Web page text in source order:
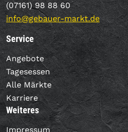
(07161) 98 88 60
info@gebauer-markt.de
Service
Angebote
Tagesessen
Alle Märkte
Karriere
Weiteres
Impressum